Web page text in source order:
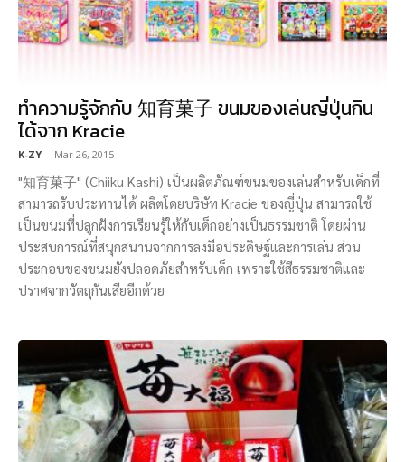
ทำความรู้จักกับ 知育菓子 ขนมของเล่นญี่ปุ่นกิน
ได้จาก Kracie
K-ZY - Mar 26, 2015
"知育菓子" (Chiiku Kashi) เป็นผลิตภัณฑ์ขนมของเล่นสำหรับเด็กที่
สามารถรับประทานได้ ผลิตโดยบริษัท Kracie ของญี่ปุ่น สามารถใช้
เป็นขนมที่ปลูกฝังการเรียนรู้ให้กับเด็กอย่างเป็นธรรมชาติ โดยผ่าน
ประสบการณ์ที่สนุกสนานจากการลงมือประดิษฐ์และการเล่น ส่วน
ประกอบของขนมยังปลอดภัยสำหรับเด็ก เพราะใช้สีธรรมชาติและ
ปราศจากวัตถุกันเสียอีกด้วย